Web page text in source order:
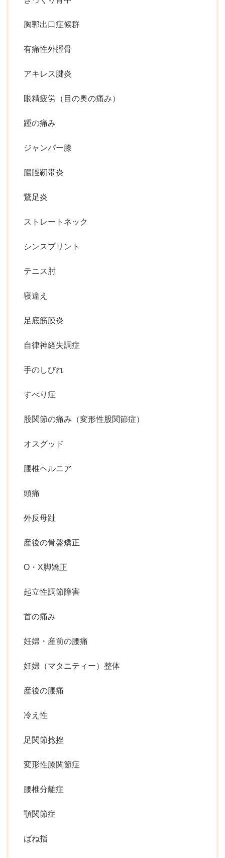
胸郭出口症候群
有痛性外脛骨
アキレス腱炎
眼精疲労（目の奥の痛み）
踵の痛み
ジャンパー膝
腸脛靭帯炎
鵞足炎
ストレートネック
シンスプリント
テニス肘
寝違え
足底筋膜炎
自律神経失調症
手のしびれ
すべり症
股関節の痛み（変形性股関節症）
オスグッド
腰椎ヘルニア
頭痛
外反母趾
産後の骨盤矯正
O・X脚矯正
起立性調節障害
首の痛み
妊婦・産前の腰痛
妊婦（マタニティー）整体
産後の腰痛
冷え性
足関節捻挫
変形性膝関節症
腰椎分離症
顎関節症
ばね指